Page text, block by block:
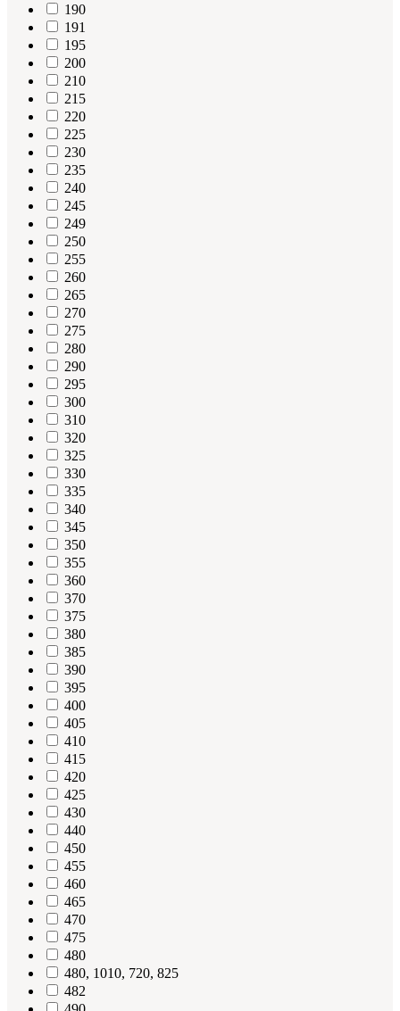
190
191
195
200
210
215
220
225
230
235
240
245
249
250
255
260
265
270
275
280
290
295
300
310
320
325
330
335
340
345
350
355
360
370
375
380
385
390
395
400
405
410
415
420
425
430
440
450
455
460
465
470
475
480
480, 1010, 720, 825
482